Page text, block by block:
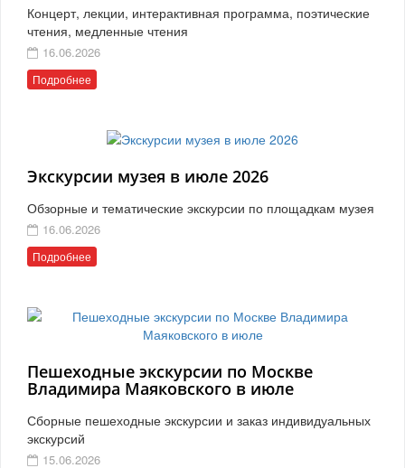
Концерт, лекции, интерактивная программа, поэтические
чтения, медленные чтения
16.06.2026
Подробнее
Экскурсии музея в июле 2026
Обзорные и тематические экскурсии по площадкам музея
16.06.2026
Подробнее
Пешеходные экскурсии по Москве
Владимира Маяковского в июле
Сборные пешеходные экскурсии и заказ индивидуальных
экскурсий
15.06.2026